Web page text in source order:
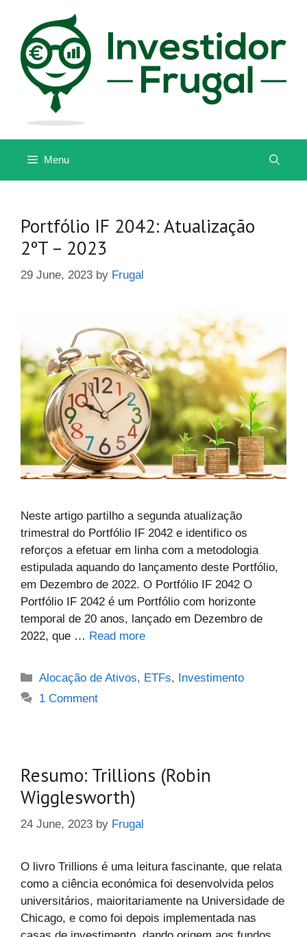
content
Menu
Portfólio IF 2042: Atualização
2ºT – 2023
29 June, 2023 by Frugal
Neste artigo partilho a segunda atualização
trimestral do Portfólio IF 2042 e identifico os
reforços a efetuar em linha com a metodologia
estipulada aquando do lançamento deste Portfólio,
em Dezembro de 2022. O Portfólio IF 2042 O
Portfólio IF 2042 é um Portfólio com horizonte
temporal de 20 anos, lançado em Dezembro de
2022, que … Read more
Categories
Alocação de Ativos, ETFs,
Investimento
1 Comment
Resumo: Trillions (Robin
Wigglesworth)
24 June, 2023 by Frugal
O livro Trillions é uma leitura fascinante, que relata
como a ciência económica foi desenvolvida pelos
universitários, maioritariamente na Universidade de
Chicago, e como foi depois implementada nas